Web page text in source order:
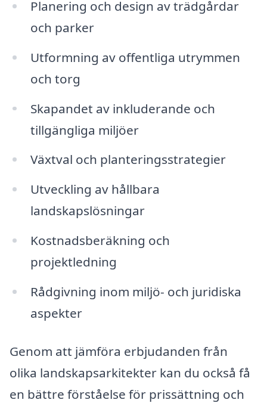
Planering och design av trädgårdar
och parker
Utformning av offentliga utrymmen
och torg
Skapandet av inkluderande och
tillgängliga miljöer
Växtval och planteringsstrategier
Utveckling av hållbara
landskapslösningar
Kostnadsberäkning och
projektledning
Rådgivning inom miljö- och juridiska
aspekter
Genom att jämföra erbjudanden från
olika landskapsarkitekter kan du också få
en bättre förståelse för prissättning och